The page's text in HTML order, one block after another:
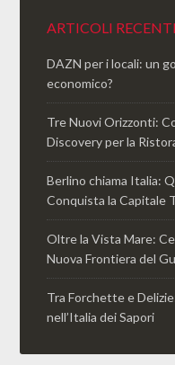
ARTICOLI RECENTI
DAZN per i locali: un
economico?
Tre Nuovi Orizzonti:
Discovery per la
Berlino chiama Italia:
Conquista la Capitale
Oltre la Vista Mare:
Nuova Frontiera del
Tra Forchette e
nell’Italia dei Sapori